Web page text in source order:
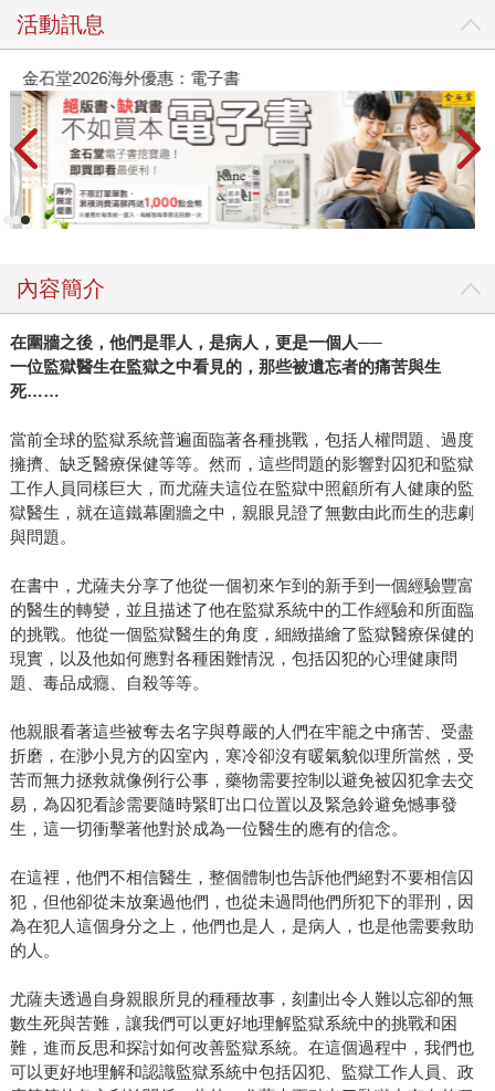
活動訊息
金石堂2026海外優惠：電子書
內容簡介
在圍牆之後，他們是罪人，是病人，更是一個人──
一位監獄醫生在監獄之中看見的，那些被遺忘者的痛苦與生
死……
當前全球的監獄系統普遍面臨著各種挑戰，包括人權問題、過度
擁擠、缺乏醫療保健等等。然而，這些問題的影響對囚犯和監獄
工作人員同樣巨大，而尤薩夫這位在監獄中照顧所有人健康的監
獄醫生，就在這鐵幕圍牆之中，親眼見證了無數由此而生的悲劇
與問題。
在書中，尤薩夫分享了他從一個初來乍到的新手到一個經驗豐富
的醫生的轉變，並且描述了他在監獄系統中的工作經驗和所面臨
的挑戰。他從一個監獄醫生的角度，細緻描繪了監獄醫療保健的
現實，以及他如何應對各種困難情況，包括囚犯的心理健康問
題、毒品成癮、自殺等等。
他親眼看著這些被奪去名字與尊嚴的人們在牢籠之中痛苦、受盡
折磨，在渺小見方的囚室內，寒冷卻沒有暖氣貌似理所當然，受
苦而無力拯救就像例行公事，藥物需要控制以避免被囚犯拿去交
易，為囚犯看診需要隨時緊盯出口位置以及緊急鈴避免憾事發
生，這一切衝擊著他對於成為一位醫生的應有的信念。
在這裡，他們不相信醫生，整個體制也告訴他們絕對不要相信囚
犯，但他卻從未放棄過他們，也從未過問他們所犯下的罪刑，因
為在犯人這個身分之上，他們也是人，是病人，也是他需要救助
的人。
尤薩夫透過自身親眼所見的種種故事，刻劃出令人難以忘卻的無
數生死與苦難，讓我們可以更好地理解監獄系統中的挑戰和困
難，進而反思和探討如何改善監獄系統。在這個過程中，我們也
可以更好地理解和認識監獄系統中包括囚犯、監獄工作人員、政